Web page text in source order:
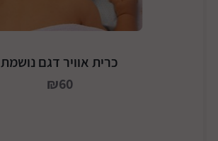
כרית אוויר דגם נושמת
₪60